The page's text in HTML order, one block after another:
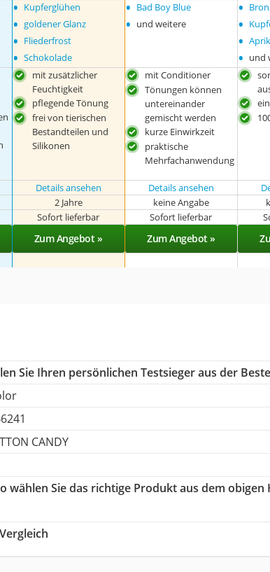
• Kupferglühen
• goldener Glanz
• Fliederfrost
• Schokolade
• Bad Boy Blue
• und weitere
•
•
•
• und
mit zusätzlicher
Feuchtigkeit
pflegende Tönung
frei von tierischen
Bestandteilen und
Silikonen
mit Conditioner
Tönungen können
untereinander
gemischt werden
kurze Einwirkzeit
praktische
Mehrfachanwendung
Details ansehen Details ansehen
2 Jahre keine Angabe
Sofort lieferbar Sofort lieferbar
Zum Angebot » Zum Angebot »
Sie Ihren persönlichen Testsieger aus der
CANDY
wählen Sie das richtige Produkt aus dem